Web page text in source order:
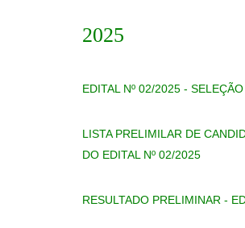
2025
EDITAL Nº 02/2025 -
LISTA PRELIMILAR DE
DO EDITAL Nº 02/2025
RESULTADO PRELIMINAR -